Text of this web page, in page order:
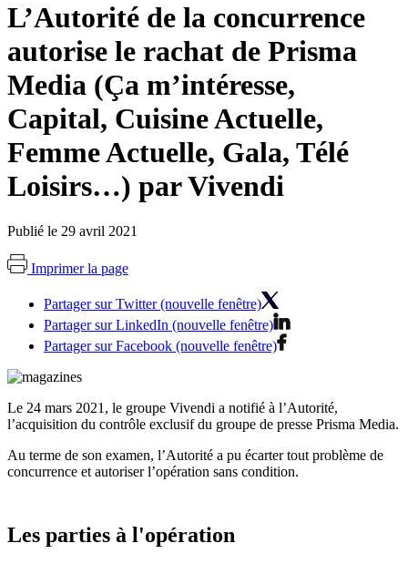
L’Autorité de la concurrence
autorise le rachat de Prisma
Media (Ça m’intéresse,
Capital, Cuisine Actuelle,
Femme Actuelle, Gala, Télé
Loisirs…) par Vivendi
Publié le 29 avril 2021
Imprimer la page
Partager sur Twitter (nouvelle fenêtre)
Partager sur LinkedIn (nouvelle fenêtre)
Partager sur Facebook (nouvelle fenêtre)
Le 24 mars 2021, le groupe Vivendi a notifié à l’Autorité,
l’acquisition du contrôle exclusif du groupe de presse Prisma Media.
Au terme de son examen, l’Autorité a pu écarter tout problème de
concurrence et autoriser l’opération sans condition.
Les parties à l'opération